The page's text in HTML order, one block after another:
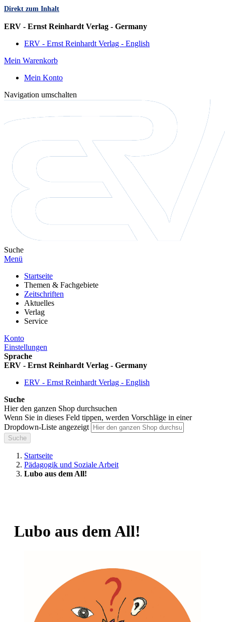
Direkt zum Inhalt
ERV - Ernst Reinhardt Verlag - Germany
ERV - Ernst Reinhardt Verlag - English
Mein Warenkorb
Mein Konto
Navigation umschalten
Suche
Menü
Startseite
Themen & Fachgebiete
Zeitschriften
Aktuelles
Verlag
Service
Konto
Einstellungen
Sprache
ERV - Ernst Reinhardt Verlag - Germany
ERV - Ernst Reinhardt Verlag - English
Suche
Hier den ganzen Shop durchsuchen
Wenn Sie in dieses Feld tippen, werden Vorschläge in einer
Dropdown-Liste angezeigt
Suche
Startseite
Pädagogik und Soziale Arbeit
Lubo aus dem All!
Lubo aus dem All!